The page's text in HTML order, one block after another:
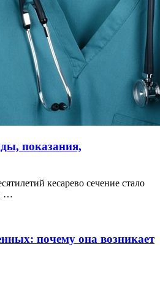
показания,
кесарево сечение стало
…
почему она возникает